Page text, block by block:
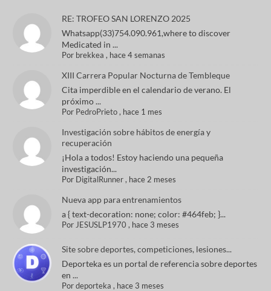
RE: TROFEO SAN LORENZO 2025
Whatsapp(33)754.090.961,where to discover
Medicated in ...
Por brekkea , hace 4 semanas
XIII Carrera Popular Nocturna de Tembleque
Cita imperdible en el calendario de verano. El
próximo ...
Por PedroPrieto, hace 1 mes
Investigación sobre hábitos de energía y
recuperación
¡Hola a todos! Estoy haciendo una pequeña
investigación...
Por DigitalRunner, hace 2 meses
Nueva app para entrenamientos
a { text-decoration: none; color: #464feb; }...
PorJESUSLP1970 , hace 3 meses
Site sobre deportes, competiciones, lesiones...
Deporteka es un portal de referencia sobre deportes
en ...
Pordeporteka , hace 3 meses